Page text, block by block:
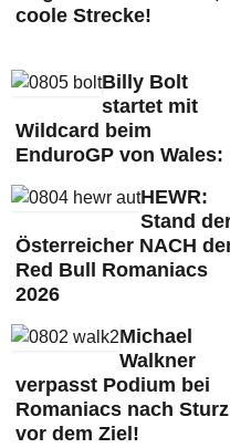
coole Strecke!
Billy Bolt
startet mit
Wildcard beim
EnduroGP von Wales:
HEWR:
Stand
Österreicher NACH
Red Bull Romaniacs
2026
Michael
Walkner
verpasst Podium bei
Romaniacs nach Sturz
vor dem Ziel!